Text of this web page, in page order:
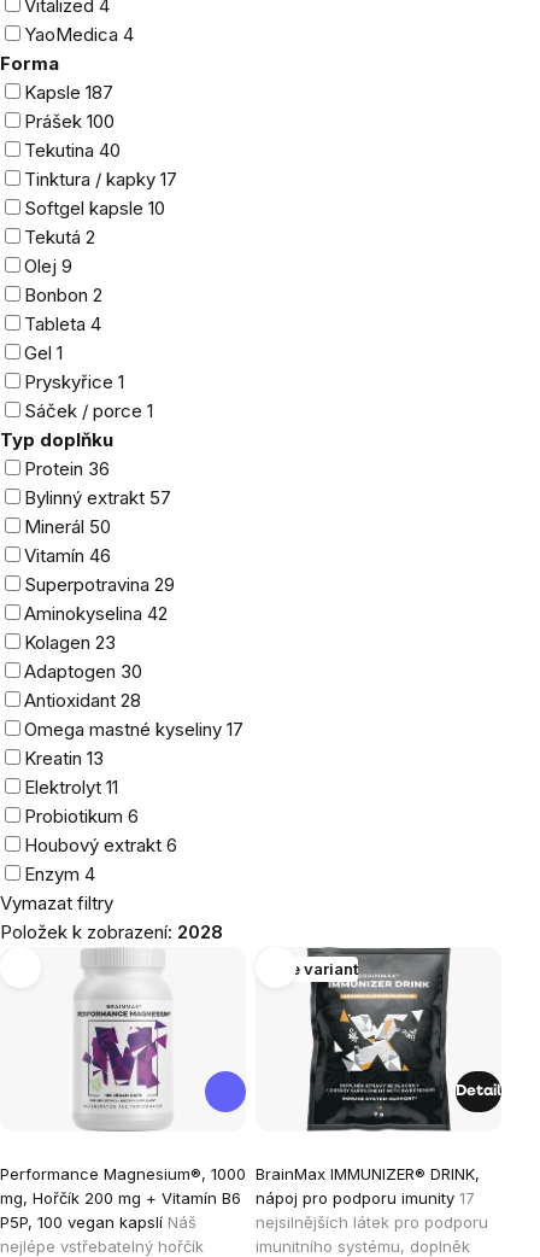
Vitalized 4
YaoMedica 4
Forma
Kapsle 187
Prášek 100
Tekutina 40
Tinktura / kapky 17
Softgel kapsle 10
Tekutá 2
Olej 9
Bonbon 2
Tableta 4
Gel 1
Pryskyřice 1
Sáček / porce 1
Typ doplňku
Protein 36
Bylinný extrakt 57
Minerál 50
Vitamín 46
Superpotravina 29
Aminokyselina 42
Kolagen 23
Adaptogen 30
Antioxidant 28
Omega mastné kyseliny 17
Kreatin 13
Elektrolyt 11
Probiotikum 6
Houbový extrakt 6
Enzym 4
Vymazat filtry
Položek k zobrazení: 2028
produktů
Performance Magnesium®, 1000
mg, Hořčík 200 mg + Vitamín B6
P5P, 100 vegan kapslí Náš
nejlépe vstřebatelný hořčík
hodnocení
produktu
je
Více variant
BrainMax IMMUNIZER® DRINK,
nápoj pro podporu imunity 17
nejsilnějších látek pro podporu
imunitního systému, doplněk
hodnocení
produktu
je
Detail